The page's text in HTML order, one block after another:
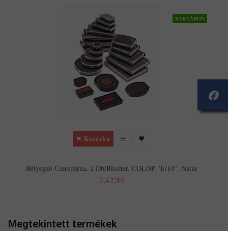
RAKTÁRON
Kosárba
Bélyegző Cserepárna, 2 Db/bliszter, COLOP "E/10", Natúr
2,422Ft
Megtekintett termékek